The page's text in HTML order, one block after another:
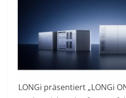
LONGi präsentiert „LONGi